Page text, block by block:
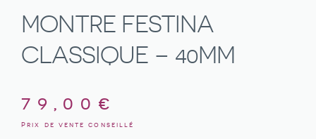
MONTRE FESTINA
CLASSIQUE – 40MM
79,00 €
Prix de vente conseillé